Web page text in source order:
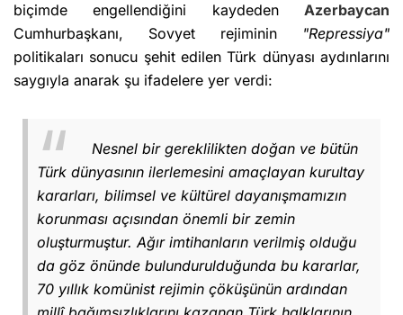
biçimde engellendiğini kaydeden Azerbaycan
Cumhurbaşkanı, Sovyet rejiminin "Repressiya"
politikaları sonucu şehit edilen Türk dünyası aydınlarını
saygıyla anarak şu ifadelere yer verdi:
Nesnel bir gereklilikten doğan ve bütün
Türk dünyasının ilerlemesini amaçlayan kurultay
kararları, bilimsel ve kültürel dayanışmamızın
korunması açısından önemli bir zemin
oluşturmuştur. Ağır imtihanların verilmiş olduğu
da göz önünde bulundurulduğunda bu kararlar,
70 yıllık komünist rejimin çöküşünün ardından